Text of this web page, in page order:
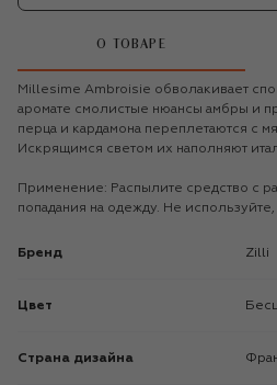
О ТОВАРЕ
Millesime Ambroisie обволакивает
аромате смолистые нюансы амбры и
перца и кардамона переплетаются с
Искрящимся светом их наполняют
Применение: Распылите средство с
попадания на одежду. Не
Бренд Zilli
Цвет
Страна дизайна